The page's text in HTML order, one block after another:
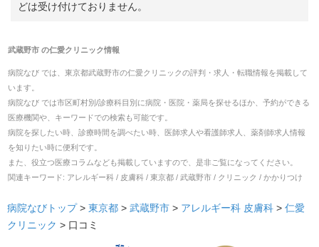
どは受け付けておりません。
武蔵野市の仁愛クリニック情報
病院なび では、 東京都武蔵野市の仁愛クリニックの評判・求人・転職情報を掲載して
います。
病院なび では市区町村別/診療科目別に病院・医院・薬局を探せるほか、予約ができる
医療機関や、キーワードでの検索も可能です。
病院を探したい時、診療時間を調べたい時、医師求人や看護師求人、薬剤師求人情報
を知りたい時に便利です。
また、役立つ医療コラムなども掲載していますので、是非ご覧になってください。
関連キーワード: アレルギー科 / 皮膚科 / 東京都 / 武蔵野市 / クリニック / かかりつけ
病院なびトップ > 東京都 > 武蔵野市 > アレルギー科 皮膚科 > 仁愛
クリニック > 口コミ